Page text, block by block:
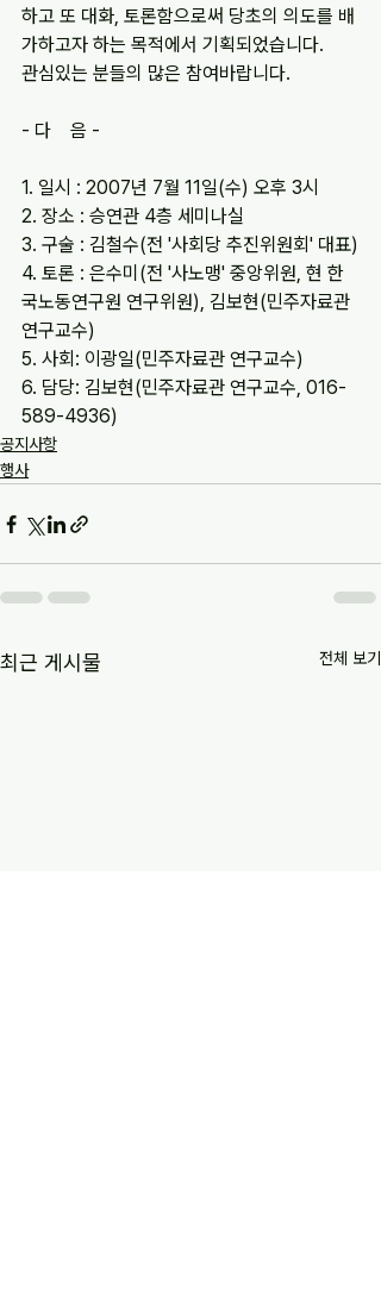
하고 또 대화, 토론함으로써 당초의 의도를 배
가하고자 하는 목적에서 기획되었습니다.
관심있는 분들의 많은 참여바랍니다.
- 다    음 -
1. 일시 : 2007년 7월 11일(수) 오후 3시
2. 장소 : 승연관 4층 세미나실
3. 구술 : 김철수(전 '사회당 추진위원회' 대표)
4. 토론 : 은수미(전 '사노맹' 중앙위원, 현 한
국노동연구원 연구위원), 김보현(민주자료관
연구교수)
5. 사회: 이광일(민주자료관 연구교수)
6. 담당: 김보현(민주자료관 연구교수, 016-
589-4936)
공지사항
행사
최근 게시물 전체 보기